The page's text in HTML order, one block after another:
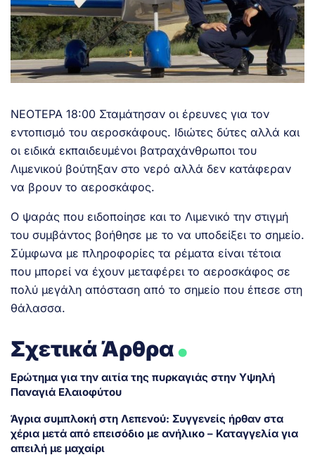
ΝΕΟΤΕΡΑ 18:00 Σταμάτησαν οι έρευνες για τον
εντοπισμό του αεροσκάφους. Ιδιώτες δύτες αλλά και
οι ειδικά εκπαιδευμένοι βατραχάνθρωποι του
Λιμενικού βούτηξαν στο νερό αλλά δεν κατάφεραν
να βρουν το αεροσκάφος.
Ο ψαράς που ειδοποίησε και το Λιμενικό την στιγμή
του συμβάντος βοήθησε με το να υποδείξει το σημείο.
Σύμφωνα με πληροφορίες τα ρέματα είναι τέτοια
που μπορεί να έχουν μεταφέρει το αεροσκάφος σε
πολύ μεγάλη απόσταση από το σημείο που έπεσε στη
θάλασσα.
Σχετικά Άρθρα.
Ερώτημα για την αιτία της πυρκαγιάς στην Υψηλή
Παναγιά Ελαιοφύτου
Άγρια συμπλοκή στη Λεπενού: Συγγενείς ήρθαν στα
χέρια μετά από επεισόδιο με ανήλικο – Καταγγελία για
απειλή με μαχαίρι